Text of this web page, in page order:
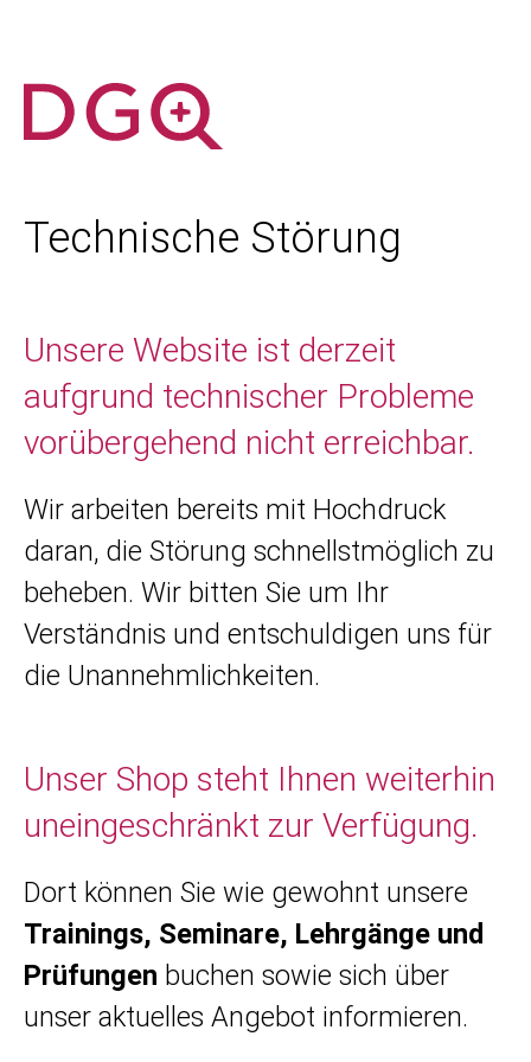
Technische Störung
Unsere Website ist derzeit
aufgrund technischer Probleme
vorübergehend nicht erreichbar.
Wir arbeiten bereits mit Hochdruck
daran, die Störung schnellstmöglich zu
beheben. Wir bitten Sie um Ihr
Verständnis und entschuldigen uns für
die Unannehmlichkeiten.
Unser Shop steht Ihnen weiterhin
uneingeschränkt zur Verfügung.
Dort können Sie wie gewohnt unsere
Trainings, Seminare, Lehrgänge und
Prüfungen buchen sowie sich über
unser aktuelles Angebot informieren.